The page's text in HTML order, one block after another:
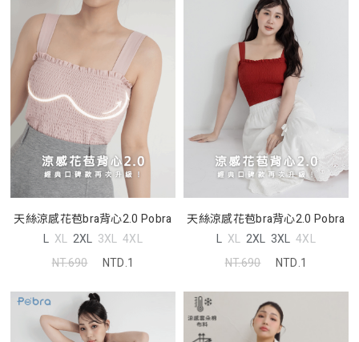
天絲涼感花苞bra背心2.0 Pobra
L XL 2XL 3XL 4XL
NT.690
NTD.1
天絲涼感花苞bra背心2.0 Pobra
L XL 2XL 3XL 4XL
NT.690
NTD.1